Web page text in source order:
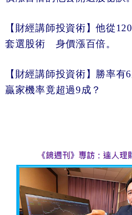
【財經講師投資術】他從120
套選股術 身價漲百倍。
【財經講師投資術】勝率有6
贏家機率竟超過9成？